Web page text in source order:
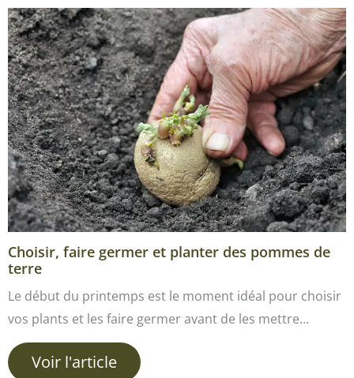
Choisir, faire germer et planter des pommes de
terre
Le début du printemps est le moment idéal pour choisir
vos plants et les faire germer avant de les mettre…
Voir l'article